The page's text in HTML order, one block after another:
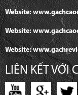
Website:
Website:
Website:
LIÊN KẾT VỚI